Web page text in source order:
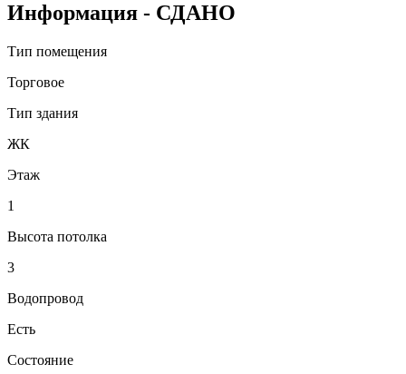
Информация - СДАНО
Тип помещения
Торговое
Тип здания
ЖК
Этаж
1
Высота потолка
3
Водопровод
Есть
Состояние